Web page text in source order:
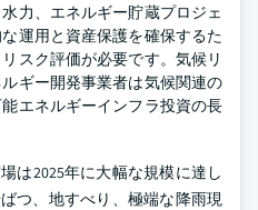
力、エネルギー貯蔵プロジェ
運用と資産保護を確保するた
スク評価が必要です。気候リ
ギー開発事業者は気候関連の
エネルギーインフラ投資の長
は2025年に大幅な規模に達し
つ、地すべり、極端な降雨現